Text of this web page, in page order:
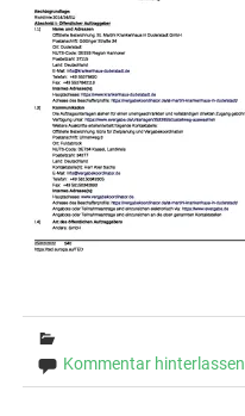
Kommentar hinterlassen